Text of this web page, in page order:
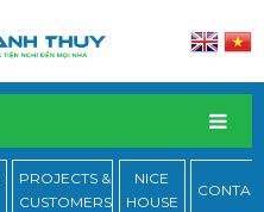
PROJECTS &
CUSTOMERS
NICE
HOUSE